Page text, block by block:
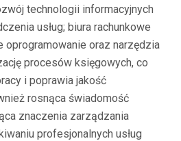
technologii informacyjnych
usług; biura rachunkowe
oprogramowanie oraz narzędzia
procesów księgowych, co
i poprawia jakość
rosnąca świadomość
znaczenia zarządzania
profesjonalnych usług